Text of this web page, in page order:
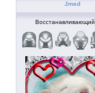
Jmed
Восстанавливающий